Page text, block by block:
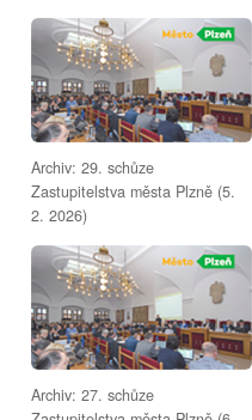
Archiv: 29. schůze
Zastupitelstva města Plzně (5.
2. 2026)
Archiv: 27. schůze